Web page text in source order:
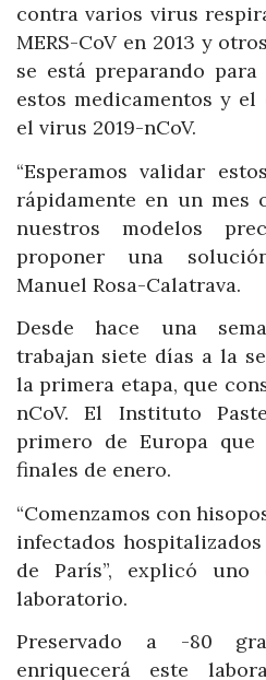
contra varios virus
MERS-CoV en 2013 y
se está preparando
estos medicamentos y
el virus 2019-nCoV.
“Esperamos validar
rápidamente en un mes
nuestros modelos
proponer una
Manuel Rosa-Calatrava.
Desde hace una
trabajan siete días a la
la primera etapa, que
nCoV. El Instituto
primero de Europa
finales de enero.
“Comenzamos con
infectados
de París”, explicó
laboratorio.
Preservado a -80
enriquecerá este